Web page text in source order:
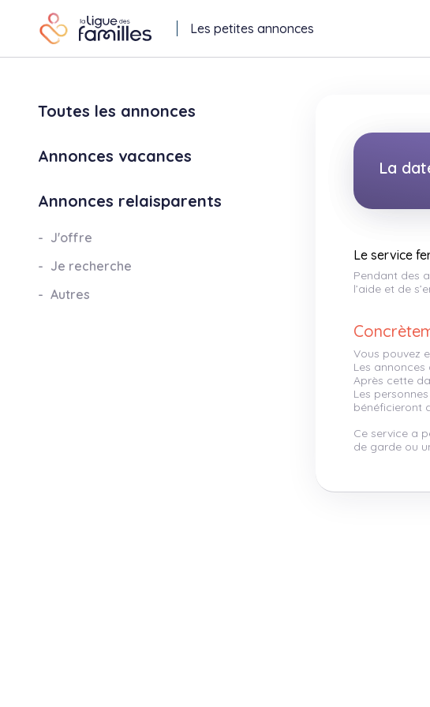
Les petites annonces
Toutes les annonces
Annonces vacances
Annonces relaisparents
J'offre
Je recherche
Autres
La
Le service
Pendant des
l’aide et de
Vous pouvez
Les
Après cette
Les
bénéficieront
Ce service a
de garde ou